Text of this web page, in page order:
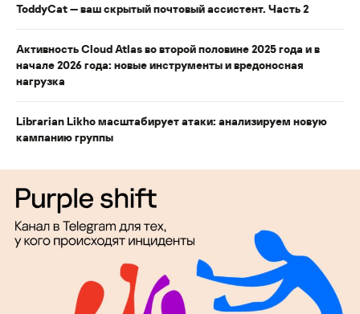
ToddyCat — ваш скрытый почтовый ассистент. Часть 2
Активность Cloud Atlas во второй половине 2025 года и в
начале 2026 года: новые инструменты и вредоносная
нагрузка
Librarian Likho масштабирует атаки: анализируем новую
кампанию группы